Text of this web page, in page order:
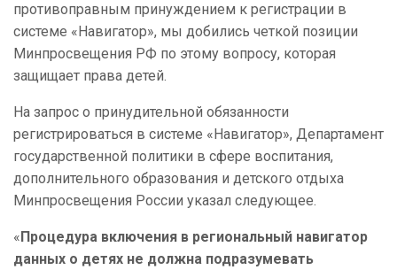
противоправным принуждением к регистрации в
системе «Навигатор», мы добились четкой позиции
Минпросвещения РФ по этому вопросу, которая
защищает права детей.
На запрос о принудительной обязанности
регистрироваться в системе «Навигатор», Департамент
государственной политики в сфере воспитания,
дополнительного образования и детского отдыха
Минпросвещения России указал следующее.
«Процедура включения в региональный навигатор
данных о детях не должна подразумевать